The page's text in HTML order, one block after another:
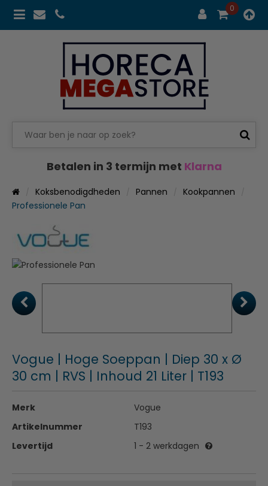
0
Betalen in 3 termijn met Klarna
Koksbenodigdheden Pannen
Kookpannen
Professionele Pan
Vogue | Hoge Soeppan | Diep 30 x Ø
30 cm | RVS | Inhoud 21 Liter | T193
Merk
Vogue
Artikelnummer
T193
Levertijd
1 - 2 werkdagen